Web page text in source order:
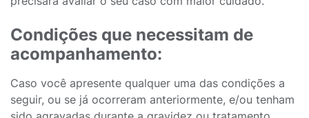
Condições que necessitam de
acompanhamento:
Caso você apresente qualquer uma das condições a
seguir, ou se já ocorreram anteriormente, e/ou tenham